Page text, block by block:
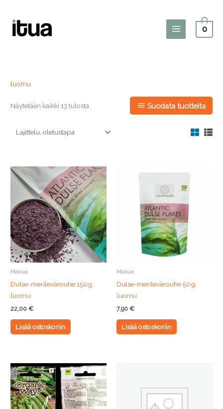
Main
0
luomu
Näytetään kaikki 13 tulosta Suodata tuotteita
Makua
Dulse-merilevärouhe 150g,
luomu
22,00 €
Lisää ostoskoriin
Makua
Dulse-merilevärouhe 50g,
luomu
7,90 €
Lisää ostoskoriin